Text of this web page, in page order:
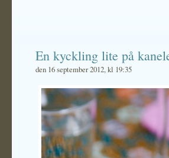
En kyckling lite på
den 16 september 2012, kl 19:35